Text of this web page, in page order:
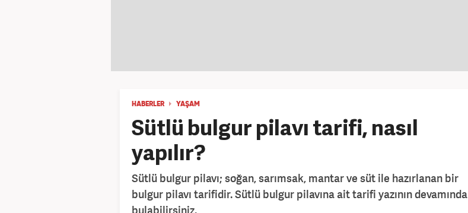
HABERLER YAŞAM
Sütlü bulgur pilavı tarifi, nasıl
yapılır?
Sütlü bulgur pilavı; soğan, sarımsak, mantar ve süt ile hazırlanan bir
bulgur pilavı tarifidir. Sütlü bulgur pilavına ait tarifi yazının devamında
bulabilirsiniz.